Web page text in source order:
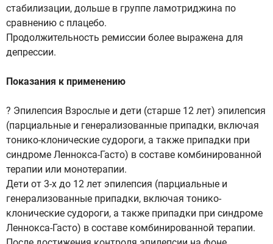
стабилизации, дольше в группе ламотриджина по
сравнению с плацебо.
Продолжительность ремиссии более выражена для
депрессии.
Показания к применению
? Эпилепсия Взрослые и дети (старше 12 лет) эпилепсия
(парциальные и генерализованные припадки, включая
тонико-клонические судороги, а также припадки при
синдроме Леннокса-Гасто) в составе комбинированной
терапии или монотерапии.
Дети от 3-х до 12 лет эпилепсия (парциальные и
генерализованные припадки, включая тонико-
клонические судороги, а также припадки при синдроме
Леннокса-Гасто) в составе комбинированной терапии.